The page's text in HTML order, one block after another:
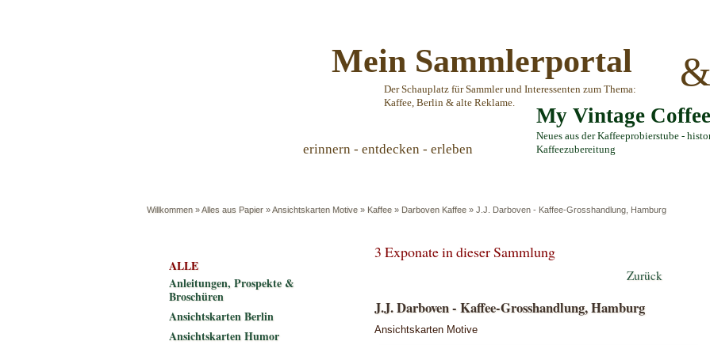
Mein Sammlerportal
Der Schauplatz für Sammler und Interessenten zum Thema:
Kaffee, Berlin & alte Reklame.
&
My Vintage
Neues aus der Kaffeeprobierstube -
Kaffeezubereitung
erinnern - entdecken - erleben
Willkommen »Alles aus Papier »Ansichtskarten Motive » Kaffee » Darboven Kaffee » J.J. Darboven - Kaffee-Grosshandlung, Hamburg
3 Exponate in dieser Sammlung
Zurück
J.J. Darboven - Kaffee-Grosshandlung, Hamburg
Ansichtskarten Motive
ALLE
Anleitungen, Prospekte &
Broschüren
Ansichtskarten Berlin
Ansichtskarten Humor